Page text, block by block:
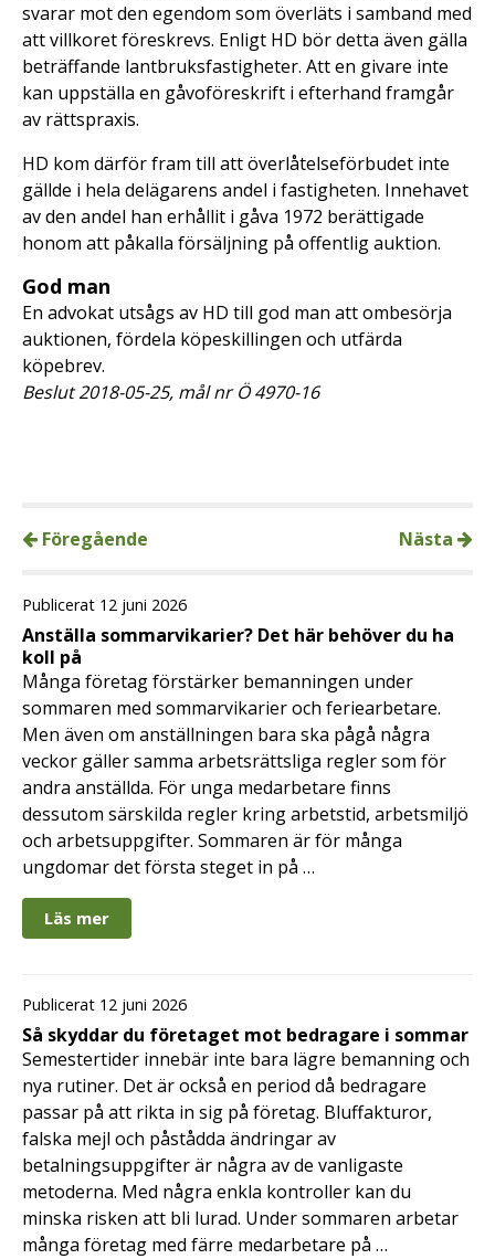
svarar mot den egendom som överläts i samband med
att villkoret föreskrevs. Enligt HD bör detta även gälla
beträffande lantbruksfastigheter. Att en givare inte
kan uppställa en gåvoföreskrift i efterhand framgår
av rättspraxis.
HD kom därför fram till att överlåtelseförbudet inte
gällde i hela delägarens andel i fastigheten. Innehavet
av den andel han erhållit i gåva 1972 berättigade
honom att påkalla försäljning på offentlig auktion.
God man
En advokat utsågs av HD till god man att ombesörja
auktionen, fördela köpeskillingen och utfärda
köpebrev.
Beslut 2018-05-25, mål nr Ö 4970-16
Föregående Nästa
Publicerat 12 juni 2026
Anställa sommarvikarier? Det här behöver du ha
koll på
Många företag förstärker bemanningen under
sommaren med sommarvikarier och feriearbetare.
Men även om anställningen bara ska pågå några
veckor gäller samma arbetsrättsliga regler som för
andra anställda. För unga medarbetare finns
dessutom särskilda regler kring arbetstid, arbetsmiljö
och arbetsuppgifter. Sommaren är för många
ungdomar det första steget in på …
Läs mer
Publicerat 12 juni 2026
Så skyddar du företaget mot bedragare i sommar
Semestertider innebär inte bara lägre bemanning och
nya rutiner. Det är också en period då bedragare
passar på att rikta in sig på företag. Bluffakturor,
falska mejl och påstådda ändringar av
betalningsuppgifter är några av de vanligaste
metoderna. Med några enkla kontroller kan du
minska risken att bli lurad. Under sommaren arbetar
många företag med färre medarbetare på …